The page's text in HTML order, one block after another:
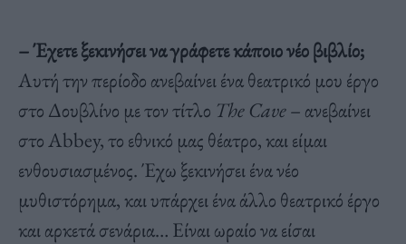
– Έχετε ξεκινήσει να γράφετε κάποιο νέο βιβλίο;
Αυτή την περίοδο ανεβαίνει ένα θεατρικό μου έργο
στο Δουβλίνο με τον τίτλο The Cave– ανεβαίνει
στο Abbey, το εθνικό μας θέατρο, και είμαι
ενθουσιασμένος. Έχω ξεκινήσει ένα νέο
μυθιστόρημα, και υπάρχει ένα άλλο θεατρικό έργο
και αρκετά σενάρια… Είναι ωραίο να είσαι